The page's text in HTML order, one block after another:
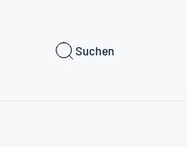
Suchen